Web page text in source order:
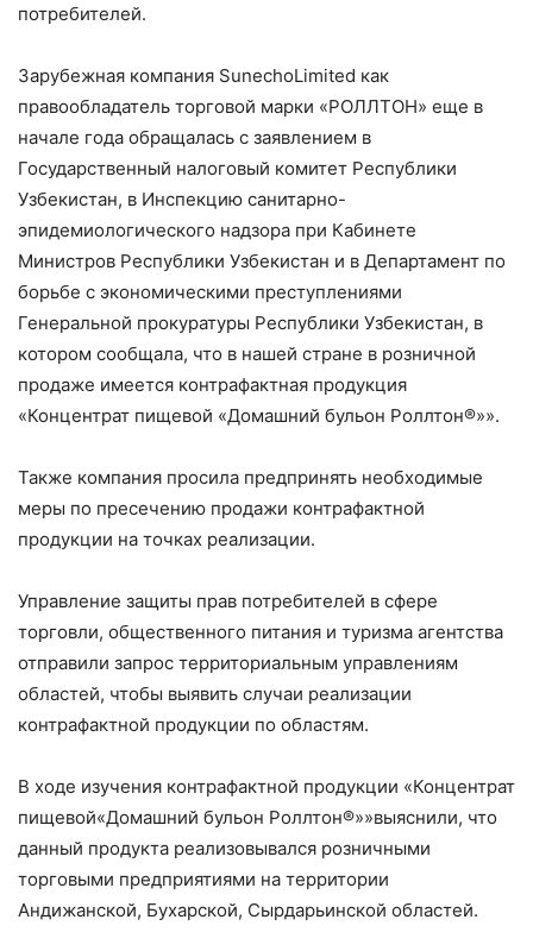
потребителей.
Зарубежная компания SunechoLimited как
правообладатель торговой марки «РОЛЛТОН» еще в
начале года обращалась с заявлением в
Государственный налоговый комитет Республики
Узбекистан, в Инспекцию санитарно-
эпидемиологического надзора при Кабинете
Министров Республики Узбекистан и в Департамент по
борьбе с экономическими преступлениями
Генеральной прокуратуры Республики Узбекистан, в
котором сообщала, что в нашей стране в розничной
продаже имеется контрафактная продукция
«Концентрат пищевой «Домашний бульон Роллтон®»».
Также компания просила предпринять необходимые
меры по пресечению продажи контрафактной
продукции на точках реализации.
Управление защиты прав потребителей в сфере
торговли, общественного питания и туризма агентства
отправили запрос территориальным управлениям
областей, чтобы выявить случаи реализации
контрафактной продукции по областям.
В ходе изучения контрафактной продукции «Концентрат
пищевой«Домашний бульон Роллтон®»»выяснили, что
данный продукта реализовывался розничными
торговыми предприятиями на территории
Андижанской, Бухарской, Сырдарьинской областей.